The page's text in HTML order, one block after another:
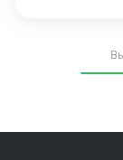
Китай (
грузов и